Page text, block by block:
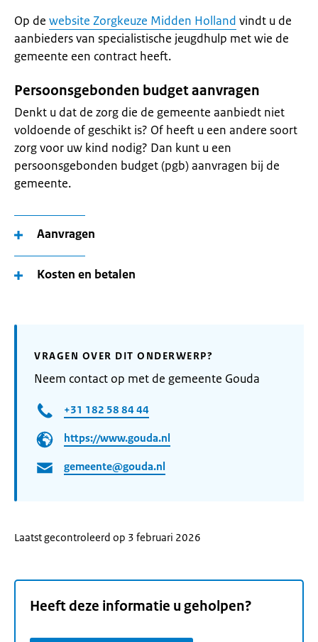
Op de website Zorgkeuze Midden Holland vindt u de
aanbieders van specialistische jeugdhulp met wie de
gemeente een contract heeft.
Persoonsgebonden budget aanvragen
Denkt u dat de zorg die de gemeente aanbiedt niet
voldoende of geschikt is? Of heeft u een andere soort
zorg voor uw kind nodig? Dan kunt u een
persoonsgebonden budget (pgb) aanvragen bij de
gemeente.
Aanvragen
Kosten en betalen
VRAGEN OVER DIT ONDERWERP?
Neem contact op met de gemeente Gouda
+31 182 58 84 44
https://www.gouda.nl
gemeente@gouda.nl
Laatst gecontroleerd op 3 februari 2026
Heeft deze informatie u geholpen?